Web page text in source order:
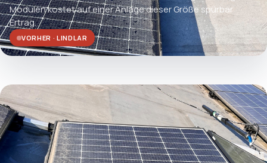
Modulen kostet auf einer Anlage dieser Größe spürbar
Ertrag.
VORHER · LINDLAR